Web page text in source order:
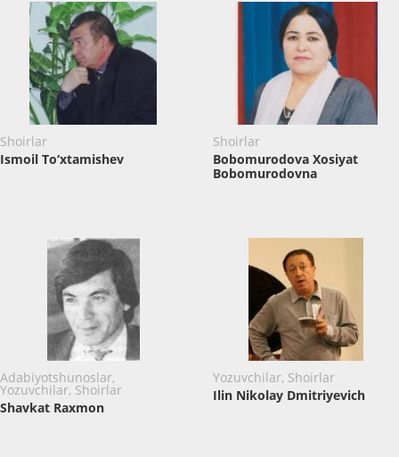
Shoirlar
Ismoil To‘xtamishev
Shoirlar
Bobomurodova Xosiyat
Bobomurodovna
Adabiyotshunoslar,
Yozuvchilar, Shoirlar
Shavkat Raxmon
Yozuvchilar, Shoirlar
Ilin Nikolay Dmitriyevich